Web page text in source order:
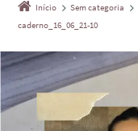
Início Sem categoria
caderno_16_06_21-10